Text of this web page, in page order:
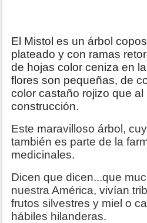
El Mistol es un árbol
plateado y con ramas
de hojas color ceniza en
flores son pequeñas, de
color castaño rojizo que
construcción.
Este maravilloso árbol,
también es parte de la
medicinales.
Dicen que dicen...que
nuestra América, vivían
frutos silvestres y miel o
hábiles hilanderas.